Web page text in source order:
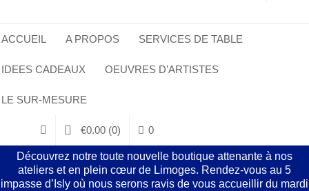
ACCUEIL A PROPOS SERVICES DE TABLE
IDEES CADEAUX OEUVRES D’ARTISTES
LE SUR-MESURE
€0.00 (0) 0
Découvrez notre toute nouvelle boutique attenante à nos
ateliers et en plein cœur de Limoges. Rendez-vous au 5
impasse d’Isly où nous serons ravis de vous accueillir du mardi